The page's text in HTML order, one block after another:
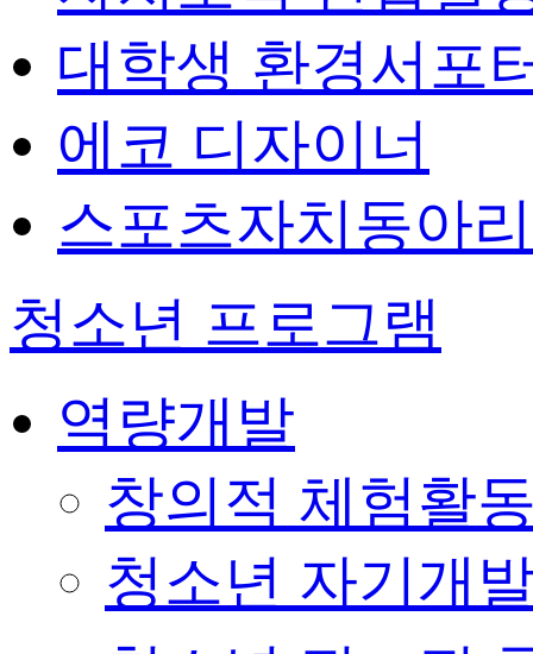
대학생 환경서포
에코 디자이너
스포츠자치동아리
청소년 프로그램
역량개발
창의적 체험활
청소년 자기개